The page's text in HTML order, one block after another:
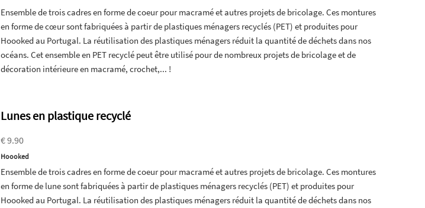
Ensemble de trois cadres en forme de coeur pour macramé et autres projets de bricolage. Ces montures
en forme de cœur sont fabriquées à partir de plastiques ménagers recyclés (PET) et produites pour
Hoooked au Portugal. La réutilisation des plastiques ménagers réduit la quantité de déchets dans nos
océans. Cet ensemble en PET recyclé peut être utilisé pour de nombreux projets de bricolage et de
décoration intérieure en macramé, crochet,... !
Lunes en plastique recyclé
€ 9.90
Hoooked
Ensemble de trois cadres en forme de coeur pour macramé et autres projets de bricolage. Ces montures
en forme de lune sont fabriquées à partir de plastiques ménagers recyclés (PET) et produites pour
Hoooked au Portugal. La réutilisation des plastiques ménagers réduit la quantité de déchets dans nos